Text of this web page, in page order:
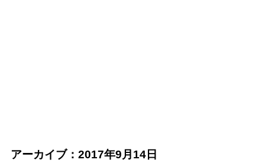
アーカイブ：2017年9月14日